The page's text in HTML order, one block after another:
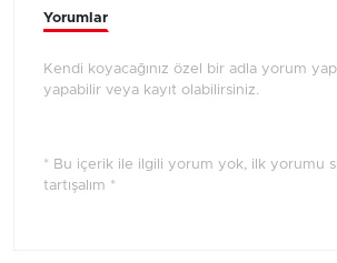
Yorumlar
Kendi koyacağınız özel bir adla yorum
yapabilir veya kayıt olabilirsiniz.
* Bu içerik ile ilgili yorum yok, ilk yorumu
tartışalım *